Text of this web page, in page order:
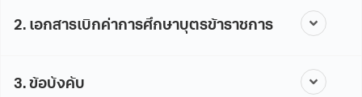
2. เอกสารเบิกค่าการศึกษาบุตรข้าราชการ
3. ข้อบังคับ